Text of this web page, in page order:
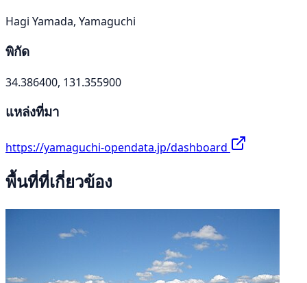
Hagi Yamada, Yamaguchi
พิกัด
34.386400, 131.355900
แหล่งที่มา
https://yamaguchi-opendata.jp/dashboard
พื้นที่ที่เกี่ยวข้อง